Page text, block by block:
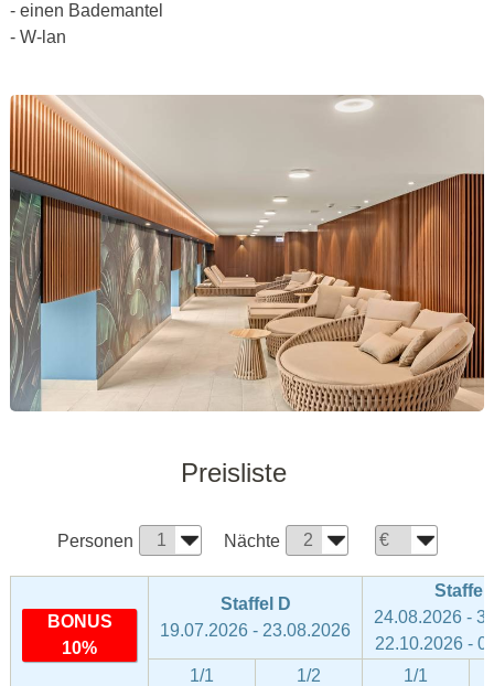
- einen Bademantel
- W-lan
Preisliste
Personen Nächte
BONUS
10%
Staffel D
19.07.2026 - 23.08.2026
Staffel
24.08.2026 -
22.10.2026 -
1/1
1/2 1/1